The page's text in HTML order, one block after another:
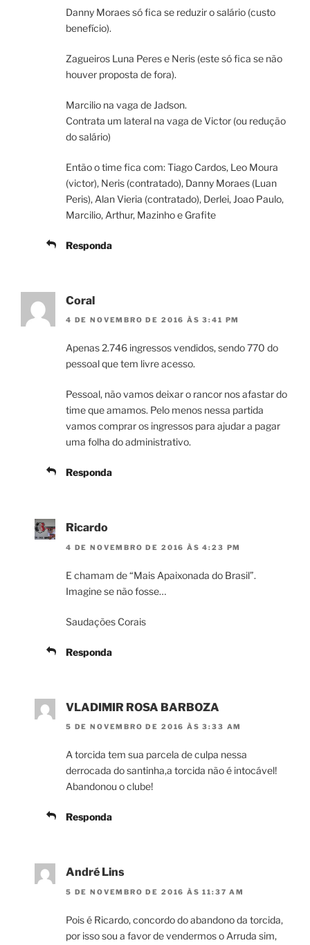
Danny Moraes só fica se reduzir o salário (custo
benefício).
Zagueiros Luna Peres e Neris (este só fica se não
houver proposta de fora).
Marcilio na vaga de Jadson.
Contrata um lateral na vaga de Victor (ou redução
do salário)
Então o time fica com: Tiago Cardos, Leo Moura
(victor), Neris (contratado), Danny Moraes (Luan
Peris), Alan Vieria (contratado), Derlei, Joao Paulo,
Marcilio, Arthur, Mazinho e Grafite
Responda
Coral
4 DE NOVEMBRO DE 2016 ÀS 3:41 PM
Apenas 2.746 ingressos vendidos, sendo 770 do
pessoal que tem livre acesso.
Pessoal, não vamos deixar o rancor nos afastar do
time que amamos. Pelo menos nessa partida
vamos comprar os ingressos para ajudar a pagar
uma folha do administrativo.
Responda
Ricardo
4 DE NOVEMBRO DE 2016 ÀS 4:23 PM
E chamam de “Mais Apaixonada do Brasil”.
Imagine se não fosse…
Saudações Corais
Responda
VLADIMIR ROSA BARBOZA
5 DE NOVEMBRO DE 2016 ÀS 3:33 AM
A torcida tem sua parcela de culpa nessa
derrocada do santinha,a torcida não é intocável!
Abandonou o clube!
Responda
André Lins
5 DE NOVEMBRO DE 2016 ÀS 11:37 AM
Pois é Ricardo, concordo do abandono da torcida,
por isso sou a favor de vendermos o Arruda sim,